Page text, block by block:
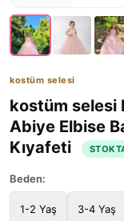
kostüm selesi
kostüm selesi
Abiye Elbise
Kıyafeti
Beden:
1-2 Yaş 3-4 Yaş